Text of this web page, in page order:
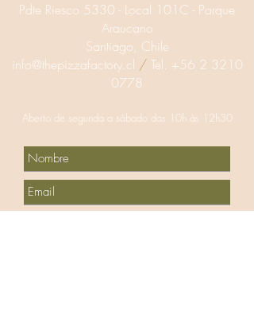
Pdte Riesco 5330 - Local 101C - Parque
Araucano
Santiago, Chile
info@thepizzafactory.cl /Tel. +56 2 3210
0778
Aberto de segunda a sábado das 10h às 12h30